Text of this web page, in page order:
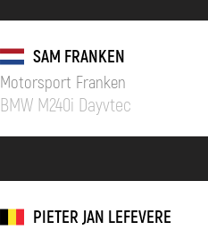
SAM FRANKEN
Motorsport Franken
BMW M240i Dayvtec
PIETER JAN LEFEVERE